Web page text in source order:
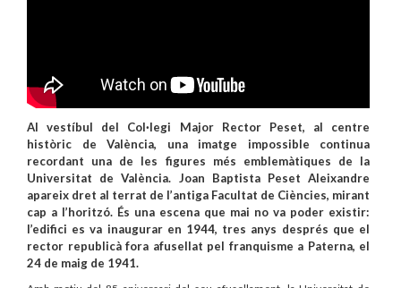
Al vestíbul del Col·legi Major Rector Peset, al centre
històric de València, una imatge impossible continua
recordant una de les figures més emblemàtiques de la
Universitat de València. Joan Baptista Peset Aleixandre
apareix dret al terrat de l’antiga Facultat de Ciències, mirant
cap a l’horitzó. És una escena que mai no va poder existir:
l’edifici es va inaugurar en 1944, tres anys després que el
rector republicà fora afusellat pel franquisme a Paterna, el
24 de maig de 1941.